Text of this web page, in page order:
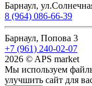
Барнаул,
8 (964) 086-66-39
Барнаул, Попова 3
+7 (961) 240-02-07
2026 © APS market
Мы используем
улучшить сайт для